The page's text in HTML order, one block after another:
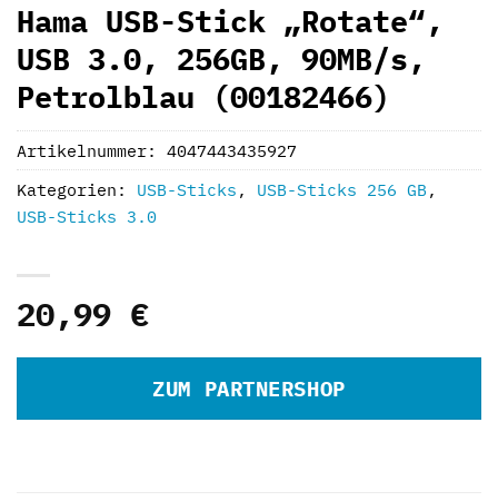
Hama USB-Stick „Rotate“,
USB 3.0, 256GB, 90MB/s,
Petrolblau (00182466)
20,99 €
ZUM PARTNERSHOP
Artikelnummer: 4047443435927
Kategorien: USB-Sticks , USB-Sticks 256 GB ,
USB-Sticks 3.0